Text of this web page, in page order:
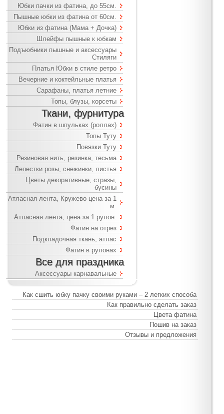
Юбки пачки из фатина, до 55см.
Пышные юбки из фатина от 60см.
Юбки из фатина (Мама + Дочка)
Шлейфы пышные к юбкам
Подъюбники пышные и аксессуары
Стиляги
Платья Юбки в стиле ретро
Вечерние и коктейльные платья
Сарафаны, платья летние
Топы, блузы, корсеты
Ткани, фурнитура
Фатин в шпульках (роллах)
Топы Туту
Повязки Туту
Резиновая нить, резинка, тесьма
Лепестки розы, снежинки, листья
Цветы декоративные, стразы,
бусины
Атласная лента, Кружево цена за 1
м.
Атласная лента, цена за 1 рулон.
Фатин на отрез
Подкладочная ткань, атлас
Фатин в рулонах
Все для праздника
Аксессуары карнавальные
Как сшить юбку пачку своими руками – 2 легких способа
Как правильно сделать заказ
Цвета фатина
Пошив на заказ
Отзывы и предложения